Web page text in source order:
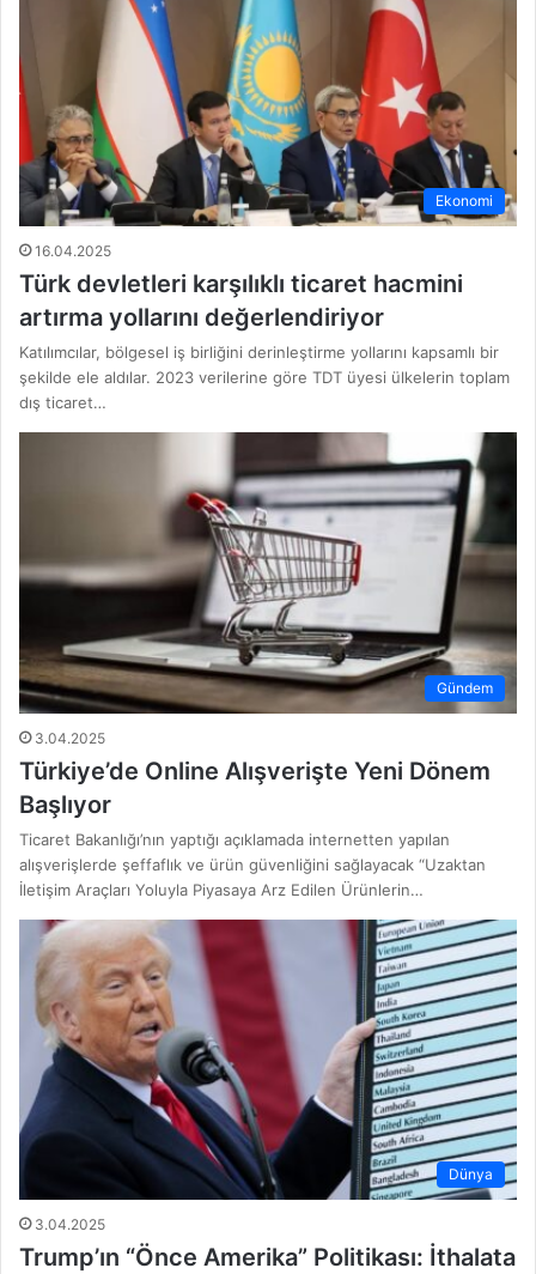
Ekonomi
16.04.2025
Türk devletleri karşılıklı ticaret hacmini
artırma yollarını değerlendiriyor
Katılımcılar, bölgesel iş birliğini derinleştirme yollarını kapsamlı bir
şekilde ele aldılar. 2023 verilerine göre TDT üyesi ülkelerin toplam
dış ticaret…
Gündem
3.04.2025
Türkiye’de Online Alışverişte Yeni Dönem
Başlıyor
Ticaret Bakanlığı’nın yaptığı açıklamada internetten yapılan
alışverişlerde şeffaflık ve ürün güvenliğini sağlayacak “Uzaktan
İletişim Araçları Yoluyla Piyasaya Arz Edilen Ürünlerin…
Dünya
3.04.2025
Trump’ın “Önce Amerika” Politikası: İthalata